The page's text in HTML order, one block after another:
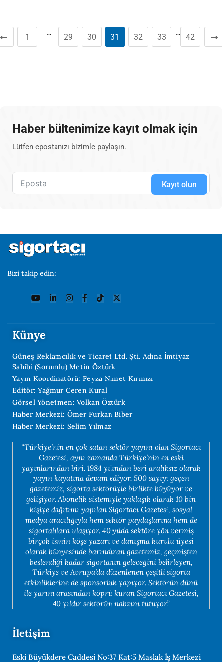
1
…
29 30 31 32 33
…
42
Haber bültenimize kayıt olmak için
Lütfen epostanızı bizimle paylaşın.
Kayıt olun
Bizi takip edin:
Künye
Güneş Reklamcılık ve Ticaret Ltd. Şti. Adına İmtiyaz
Sahibi (Sorumlu) Metin Öztürk
Yayın Koordinatörü: Feyza Nimet Kırmızı
Editör: Yağmur Ceren Kural
Görsel Yönetmen: Volkan Öztürk
Haber Merkezi: Ömer Furkan Biber
Haber Merkezi: Selim Yılmaz
“Türkiye’nin en çok satan sektör yayını olan Sigortacı
Gazetesi, aynı zamanda Türkiye’nin en eski
yayınlarından biri. 1984 yılından beri aralıksız olarak
yayın hayatına devam ediyor. 500 sayıyı geçen
gazetemiz, sigorta sektörüyle birlikte büyüyor ve
gelişiyor. Abonelik sistemiyle yaklaşık olarak 10 bin
kişiye dağıtımı yapılan Sigortacı Gazetesi, sosyal
medya aracılığıyla hem sektör paydaşlarına hem de
sigortalılara ulaşıyor. 40 yılda sektöre yön vermiş
birçok ismin köşe yazarı ve danışma kurulu üyesi
olarak bünyesinde barındıran gazetemiz, geçmişten
beslendiği kadar sigortanın geleceğini belirleyen,
Türkiye ve Avrupa’da düzenlenen çeşitli sigorta
etkinliklerine de sponsorluk yapıyor. Sektörün dünü
ile yarını arasından köprü kuran Sigortacı Gazetesi,
40 yıldır sektörün nabzını tutuyor.”
İletişim
Eski Büyükdere Caddesi No:37 Kat:5 Maslak İş Merkezi